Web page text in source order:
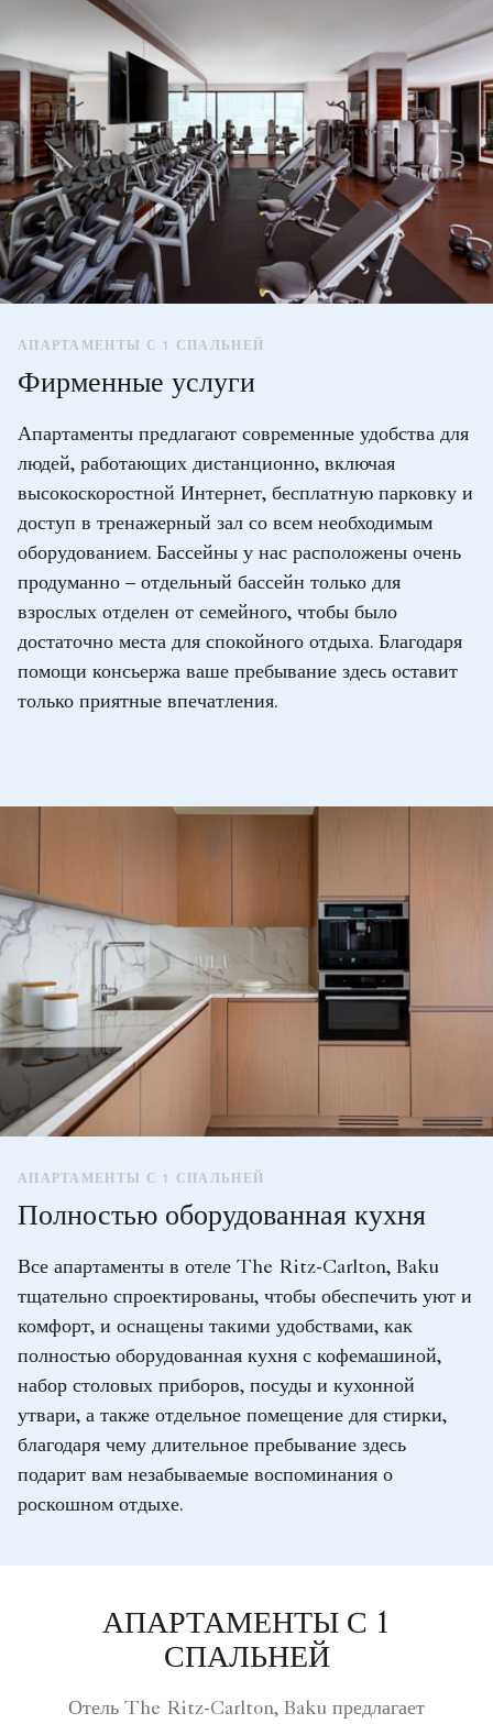
АПАРТАМЕНТЫ С 1 СПАЛЬНЕЙ
Фирменные услуги
Апартаменты предлагают современные удобства для
людей, работающих дистанционно, включая
высокоскоростной Интернет, бесплатную парковку и
доступ в тренажерный зал со всем необходимым
оборудованием. Бассейны у нас расположены очень
продуманно – отдельный бассейн только для
взрослых отделен от семейного, чтобы было
достаточно места для спокойного отдыха. Благодаря
помощи консьержа ваше пребывание здесь оставит
только приятные впечатления.
АПАРТАМЕНТЫ С 1 СПАЛЬНЕЙ
Полностью оборудованная кухня
Все апартаменты в отеле The Ritz-Carlton, Baku
тщательно спроектированы, чтобы обеспечить уют и
комфорт, и оснащены такими удобствами, как
полностью оборудованная кухня с кофемашиной,
набор столовых приборов, посуды и кухонной
утвари, а также отдельное помещение для стирки,
благодаря чему длительное пребывание здесь
подарит вам незабываемые воспоминания о
роскошном отдыхе.
АПАРТАМЕНТЫ С 1
СПАЛЬНЕЙ
Отель The Ritz-Carlton, Baku предлагает